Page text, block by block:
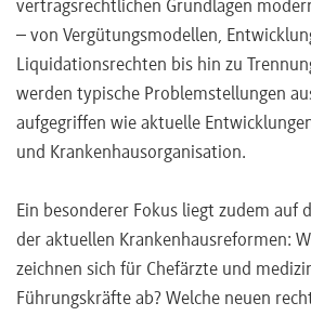
vertragsrechtlichen Grundlagen
– von Vergütungsmodellen,
Liquidationsrechten bis hin zu
werden typische Problemstellungen
aufgegriffen wie aktuelle
und Krankenhausorganisation.
Ein besonderer Fokus liegt zudem auf
der aktuellen Krankenhausreformen:
zeichnen sich für Chefärzte und
Führungskräfte ab? Welche neuen